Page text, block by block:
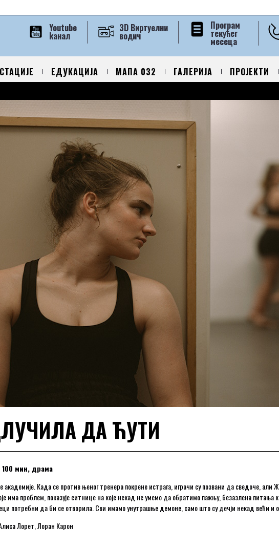
Програм
текућег
месеца
3D Виртуелни
водич
Youtube
kанал
ЕДУКАЦИЈА МАПА 032 ГАЛЕРИЈА ПРОЈЕКТИ
ДА ЋУТИ
100 мин, драма
Када се против њеног тренера покрене истрага, играчи су позвани да сведоче,
има проблем, показује ситнице на које некад не умемо да обратимо пажњу, безазлена питања
потребни да би се отворила. Сви имамо унутрашње демоне, само што су дечји некад већи и
Лорет, Лоран Карон